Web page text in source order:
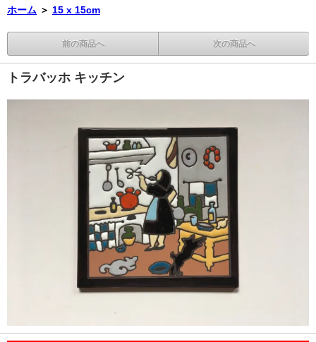
ホーム ＞ 15 x 15cm
前の商品へ 次の商品へ
トラバッホ キッチン